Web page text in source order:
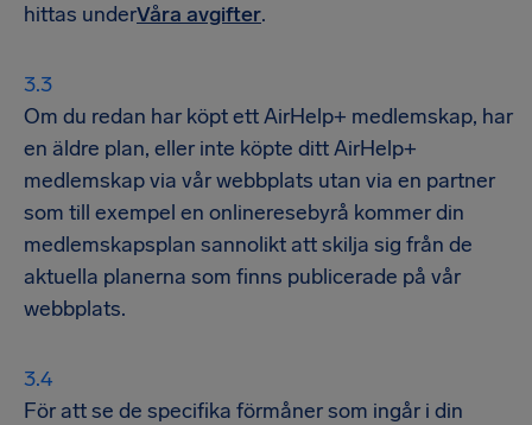
hittas underVåra avgifter.
Om du redan har köpt ett AirHelp+ medlemskap, har
en äldre plan, eller inte köpte ditt AirHelp+
medlemskap via vår webbplats utan via en partner
som till exempel en onlineresebyrå kommer din
medlemskapsplan sannolikt att skilja sig från de
aktuella planerna som finns publicerade på vår
webbplats.
För att se de specifika förmåner som ingår i din